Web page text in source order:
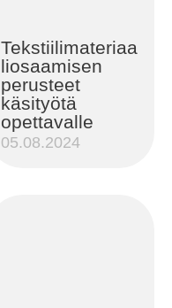
Tekstiilimateriaa
liosaamisen
perusteet
käsityötä
opettavalle
05.08.2024